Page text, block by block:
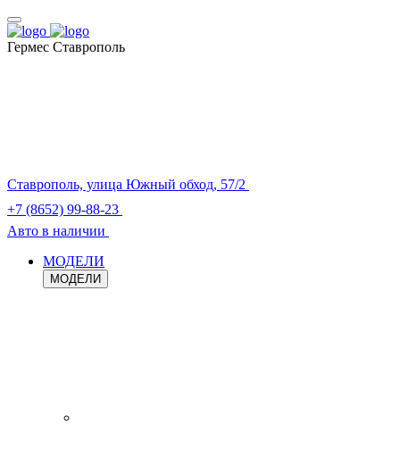
Гермес Ставрополь
Ставрополь, улица Южный обход, 57/2
+7 (8652) 99-88-23
Авто в наличии
МОДЕЛИ
МОДЕЛИ